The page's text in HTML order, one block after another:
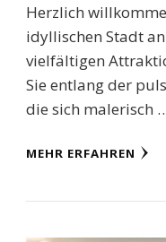
Herzlich
idyllischen Stadt
vielfältigen
Sie entlang der
die sich malerisch
MEHR ERFAHREN